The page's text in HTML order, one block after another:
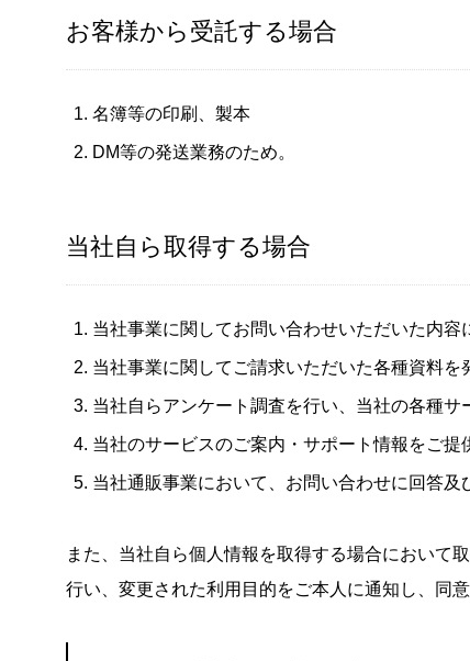
お客様から受託する場合
名簿等の印刷、製本
DM等の発送業務のため。
当社自ら取得する場合
当社事業に関してお問い合わせいただいた内容
当社事業に関してご請求いただいた各種資料を
当社自らアンケート調査を行い、当社の各種サ
当社のサービスのご案内・サポート情報をご提
当社通販事業において、お問い合わせに回答及
また、当社自ら個人情報を取得する場合において
行い、変更された利用目的をご本人に通知し、同意